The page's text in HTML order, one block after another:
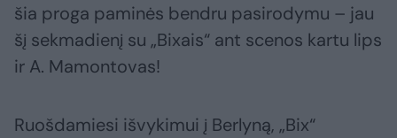
šia proga paminės bendru pasirodymu – jau
šį sekmadienį su „Bixais“ ant scenos kartu lips
ir A. Mamontovas!
Ruošdamiesi išvykimui į Berlyną, „Bix“